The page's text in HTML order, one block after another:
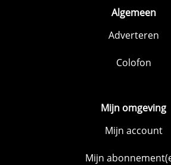
Algemeen
Adverteren
Colofon
Mijn omgeving
Mijn account
Mijn